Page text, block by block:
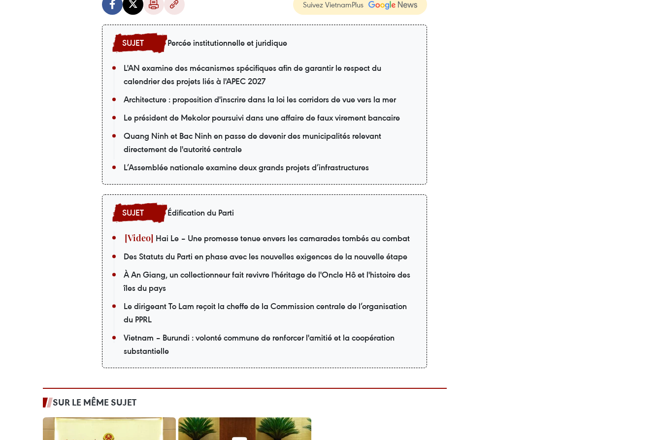
Suivez VietnamPlus
Percée institutionnelle et juridique
L'AN examine des mécanismes spécifiques afin de garantir le respect du
calendrier des projets liés à l'APEC 2027
Architecture : proposition d'inscrire dans la loi les corridors de vue vers la mer
Le président de Mekolor poursuivi dans une affaire de faux virement bancaire
Quang Ninh et Bac Ninh en passe de devenir des municipalités relevant
directement de l'autorité centrale
L’Assemblée nationale examine deux grands projets d’infrastructures
Édification du Parti
Hai Le – Une promesse tenue envers les camarades tombés au combat
Des Statuts du Parti en phase avec les nouvelles exigences de la nouvelle étape
À An Giang, un collectionneur fait revivre l'héritage de l'Oncle Hô et l'histoire des
îles du pays
Le dirigeant To Lam reçoit la cheffe de la Commission centrale de l’organisation
du PPRL
Vietnam – Burundi : volonté commune de renforcer l'amitié et la coopération
substantielle
SUR LE MÊME SUJET